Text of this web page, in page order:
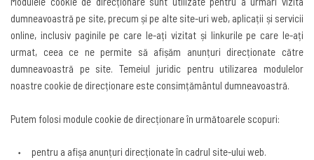
dumneavoastră pe site, precum și pe alte site-uri web, aplicații și servicii
online, inclusiv paginile pe care le-ați vizitat și linkurile pe care le-ați
urmat, ceea ce ne permite să afișăm anunțuri direcționate către
dumneavoastră pe site. Temeiul juridic pentru utilizarea modulelor
noastre cookie de direcționare este consimțământul dumneavoastră.
Putem folosi module cookie de direcționare în următoarele scopuri:
pentru a afișa anunțuri direcționate în cadrul site-ului web.